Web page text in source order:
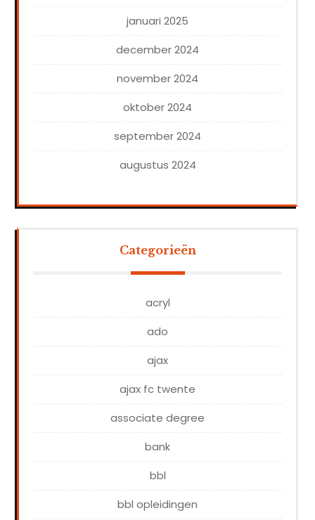
januari 2025
december 2024
november 2024
oktober 2024
september 2024
augustus 2024
Categorieën
acryl
ado
ajax
ajax fc twente
associate degree
bank
bbl
bbl opleidingen